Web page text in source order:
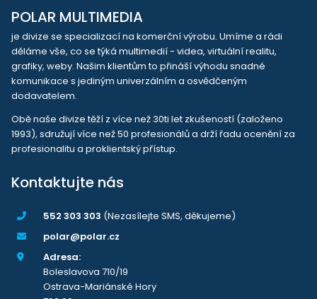
POLAR MULTIMEDIA
je divize se specializací na komerční výrobu. Umíme a rádi
děláme vše, co se týká multimedií - videa, virtuální realitu,
grafiky, weby. Našim klientům to přináší výhodu snadné
komunikace s jediným univerzálním a osvědčeným
dodavatelem.
Obě naše divize těží z více než 30ti let zkušeností (založeno
1993), sdružují více než 50 profesionálů a drží řadu ocenění za
profesionalitu a proklientský přístup.
Kontaktujte nás
552 303 303 (Nezasílejte SMS, děkujeme)
polar@polar.cz
Adresa:
Boleslavova 710/19
Ostrava-Mariánské Hory